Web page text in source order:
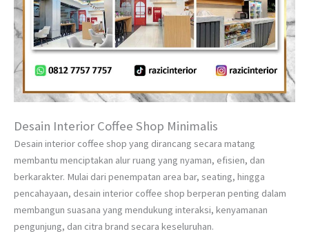
Desain Interior Coffee Shop Minimalis
Desain interior coffee shop yang dirancang secara matang
membantu menciptakan alur ruang yang nyaman, efisien, dan
berkarakter. Mulai dari penempatan area bar, seating, hingga
pencahayaan, desain interior coffee shop berperan penting dalam
membangun suasana yang mendukung interaksi, kenyamanan
pengunjung, dan citra brand secara keseluruhan.